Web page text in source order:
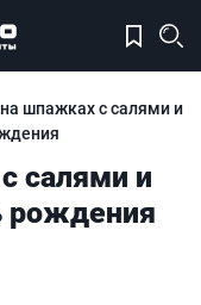
шпажках с салями и
салями и
рождения